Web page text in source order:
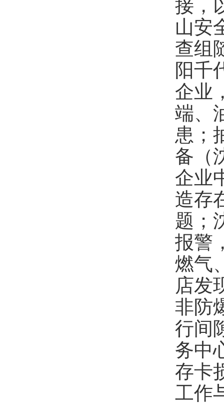
接，
山安
查组
阳千
企业
端、
患 ；
备（
企业
造存
题；
报警
燃气
店发
非防
行间
务中
存卡
工作